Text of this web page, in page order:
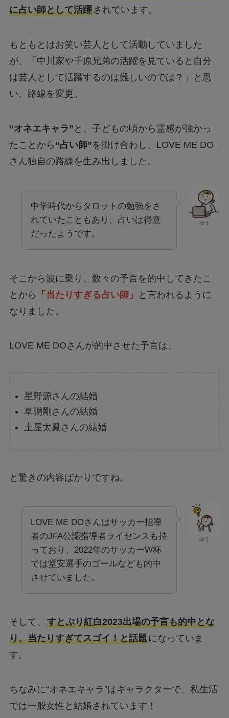
に占い師として活躍されています。
もともとはお笑い芸人として活動していました
が、「中川家や千原兄弟の活躍を見ていると自分
は芸人として活躍するのは難しいのでは？」と思
い、路線を変更。
“オネエキャラ” と、子どもの頃から霊感が強かっ
たことから “占い師”を掛け合わし、LOVE ME DO
さん独自の路線を生み出しました。
ゆう
中学時代からタロットの勉強をさ
れていたこともあり、占いは得意
だったようです。
そこから波に乗り、数々の予言を的中してきたこ
とから
「当たりすぎる占い師」
と言われるように
なりました。
LOVE ME DOさんが的中させた予言は、
星野源さんの結婚
草彅剛さんの結婚
土屋太鳳さんの結婚
と驚きの内容ばかりですね。
ゆう
LOVE ME DOさんはサッカー指導
者のJFA公認指導者ライセンスも持
っており、2022年のサッカーW杯
では堂安選手のゴールなども的中
させていました。
そして、 すとぷり紅白2023出場の予言も的中とな
り、当たりすぎてスゴイ！と話題になっていま
す。
ちなみに“オネエキャラ”はキャラクターで、私生活
では一般女性と結婚されています！